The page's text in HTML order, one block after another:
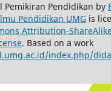
Pemikiran Pendidikan by
Pendidikan UMGis
Attribution-
. Based on a work
index.php/